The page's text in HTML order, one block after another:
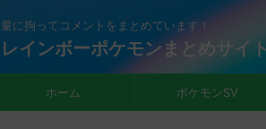
量に拘ってコメントをまとめています！
レインボーポケモンまとめサイ
ホーム ポケモンSV